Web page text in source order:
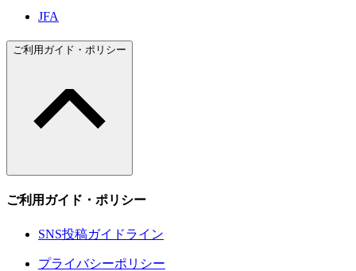
JFA
ご利用ガイド・ポリシー
ご利用ガイド・ポリシー
SNS投稿ガイドライン
プライバシーポリシー